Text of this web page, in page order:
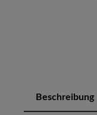
Beschreibung